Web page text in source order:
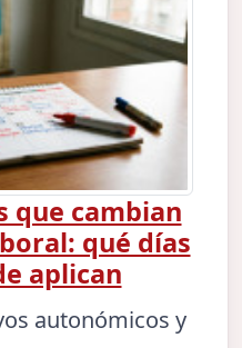
que cambian
qué días
aplican
autonómicos y